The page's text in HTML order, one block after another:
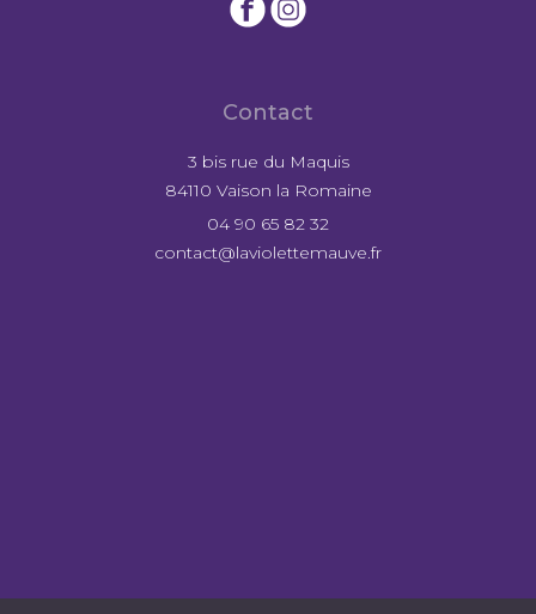
Contact
3 bis rue du Maquis
84110 Vaison la Romaine
04 90 65 82 32
contact@laviolettemauve.fr